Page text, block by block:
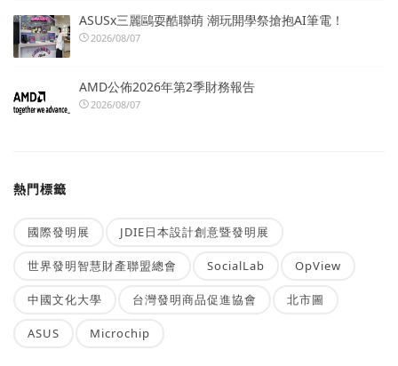
ASUSx三麗鷗耍酷聯萌 潮玩開學祭搶抱AI筆電！
2026/08/07
AMD公佈2026年第2季財務報告
2026/08/07
熱門標籤
國際發明展 JDIE日本設計創意暨發明展
世界發明智慧財產聯盟總會 SocialLab OpView
中國文化大學 台灣發明商品促進協會 北市圖
ASUS Microchip